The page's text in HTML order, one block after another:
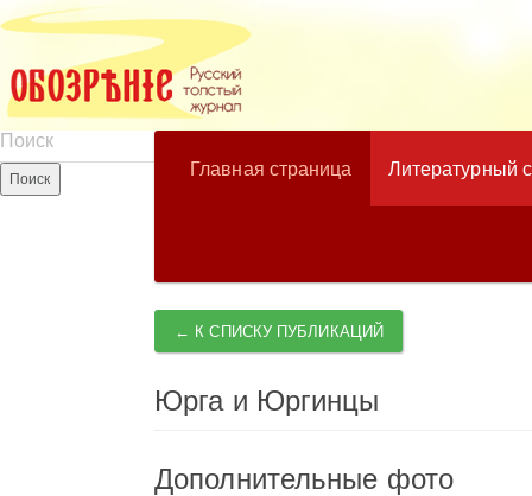
Главная страница Литературный
← К СПИСКУ ПУБЛИКАЦИЙ
Юрга и Юргинцы
Дополнительные фото